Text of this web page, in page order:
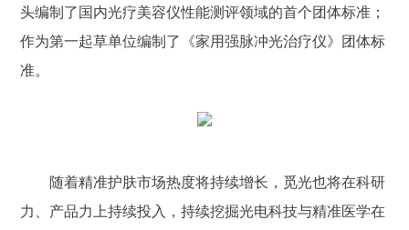
头编制了国内光疗美容仪性能测评领域的首个团体标准；
作为第一起草单位编制了《家用强脉冲光治疗仪》团体标
准。
随着精准护肤市场热度将持续增长，觅光也将在科研
力、产品力上持续投入，持续挖掘光电科技与精准医学在